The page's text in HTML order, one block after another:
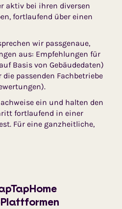
aktiv bei ihren diversen
fortlaufend über einen
wir passgenaue,
aus: Empfehlungen für
Basis von Gebäudedaten)
passenden Fachbetriebe
ein und halten den
fortlaufend in einer
Für eine ganzheitliche,